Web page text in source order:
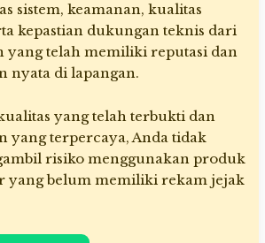
sistem, keamanan, kualitas
kepastian dukungan teknis dari
yang telah memiliki reputasi dan
nyata di lapangan.
yang telah terbukti dan
yang terpercaya, Anda tidak
risiko menggunakan produk
yang belum memiliki rekam jejak